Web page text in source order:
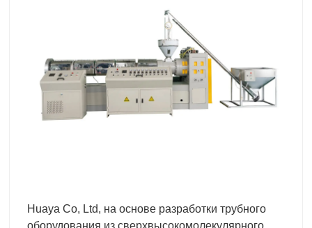
Huaya Co, Ltd, на основе разработки трубного
оборудования из сверхвысокомолекулярного